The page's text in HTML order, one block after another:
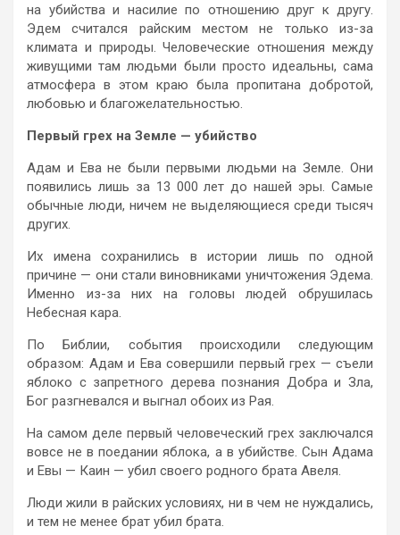
на убийства и насилие по отношению друг к другу.
Эдем считался райским местом не только из-за
климата и природы. Человеческие отношения между
живущими там людьми были просто идеальны, сама
атмосфера в этом краю была пропитана добротой,
любовью и благожелательностью.
Первый грех на Земле — убийство
Адам и Ева не были первыми людьми на Земле. Они
появились лишь за 13 000 лет до нашей эры. Самые
обычные люди, ничем не выделяющиеся среди тысяч
других.
Их имена сохранились в истории лишь по одной
причине — они стали виновниками уничтожения Эдема.
Именно из-за них на головы людей обрушилась
Небесная кара.
По Библии, события происходили следующим
образом: Адам и Ева совершили первый грех — съели
яблоко с запретного дерева познания Добра и Зла,
Бог разгневался и выгнал обоих из Рая.
На самом деле первый человеческий грех заключался
вовсе не в поедании яблока, а в убийстве. Сын Адама
и Евы — Каин — убил своего родного брата Авеля.
Люди жили в райских условиях, ни в чем не нуждались,
и тем не менее брат убил брата.